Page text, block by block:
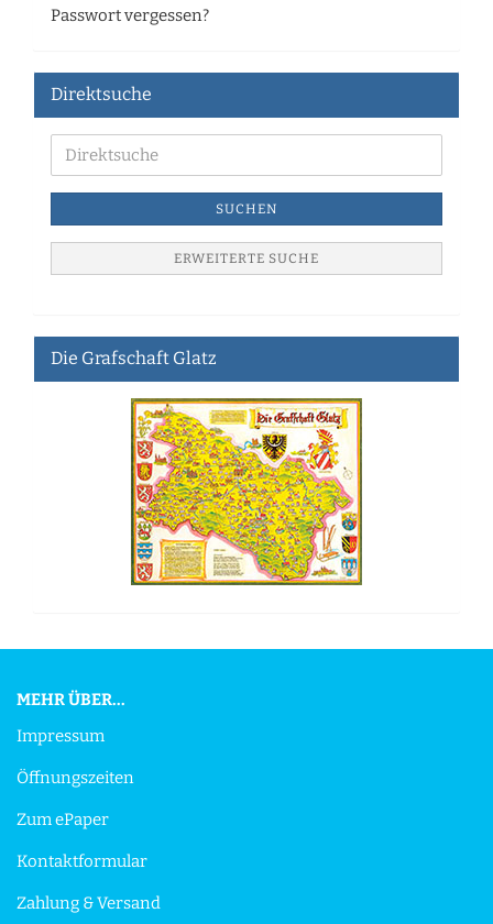
Passwort vergessen?
Direktsuche
SUCHEN
ERWEITERTE SUCHE
Die Grafschaft Glatz
MEHR ÜBER...
Impressum
Öffnungszeiten
Zum ePaper
Kontaktformular
Zahlung & Versand